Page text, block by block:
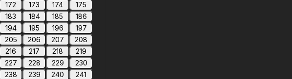
172 173 174
175
183 184 185
186
194 195 196
197
205 206 207
208
216 217 218
219
227 228 229
230
238 239 240
241